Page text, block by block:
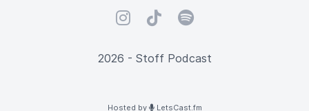
InstagramTikTokSpotify
2026 - Stoff Podcast
Hosted by LetsCast.fm